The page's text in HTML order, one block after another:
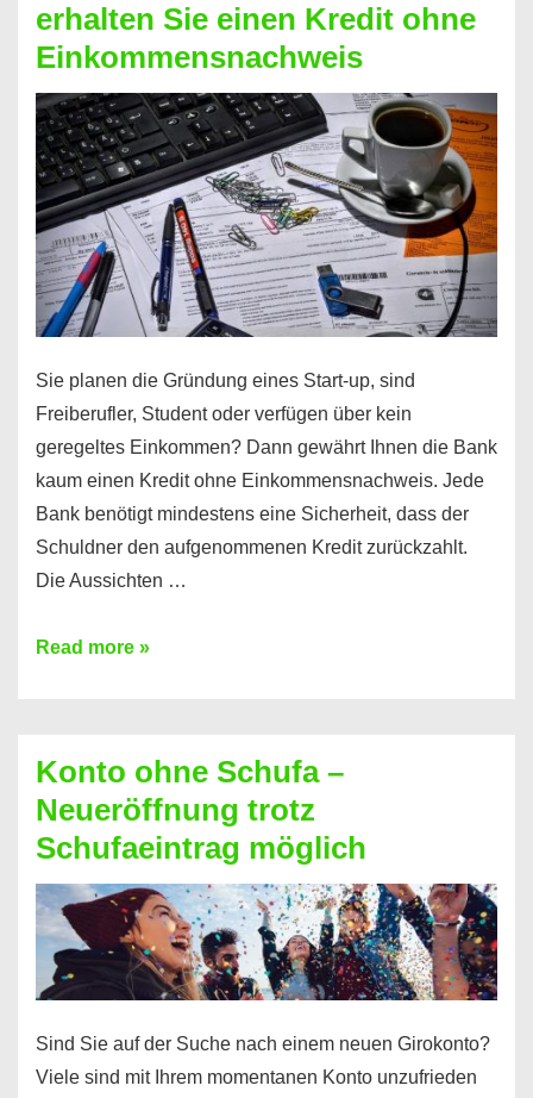
erhalten Sie einen Kredit ohne
Einkommensnachweis
Sie planen die Gründung eines Start-up, sind
Freiberufler, Student oder verfügen über kein
geregeltes Einkommen? Dann gewährt Ihnen die Bank
kaum einen Kredit ohne Einkommensnachweis. Jede
Bank benötigt mindestens eine Sicherheit, dass der
Schuldner den aufgenommenen Kredit zurückzahlt.
Die Aussichten …
Mit
Sie
einen
Kredit
ohne
Einkommensnachweis
Read more »
Konto ohne Schufa –
Neueröffnung trotz
Schufaeintrag möglich
Sind Sie auf der Suche nach einem neuen Girokonto?
Viele sind mit Ihrem momentanen Konto unzufrieden